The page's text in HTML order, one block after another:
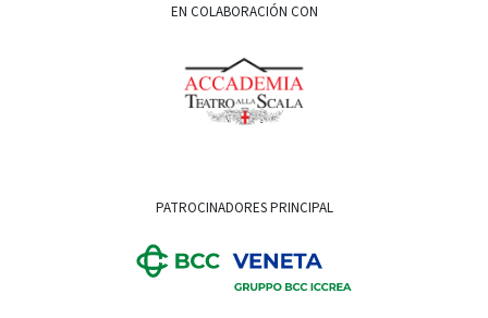
EN COLABORACIÓN CON
PATROCINADORES PRINCIPAL